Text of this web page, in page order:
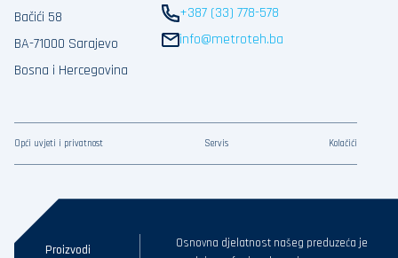
Bačići 58
BA-71000 Sarajevo
Bosna i Hercegovina
+387 (33) 778-578
info@metroteh.ba
Opći uvjeti i privatnost Servis Kolačići
Proizvodi
Osnovna djelatnost našeg preduzeća je